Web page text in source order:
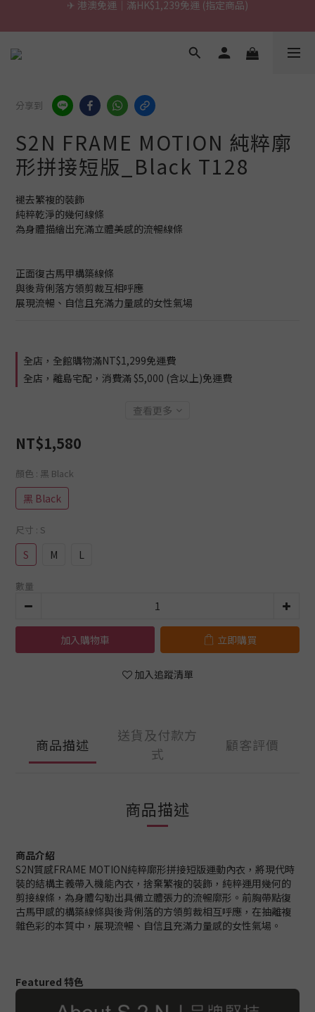
\ 台灣製超慢跑墊 / 升級啦.ᐟ.ᐟ（點我看介紹 💬）
\ 台灣製超慢跑墊 / 升級啦.ᐟ.ᐟ（點我看介紹 💬）
✈ 港澳免運｜滿HK$1,239免運 (指定商品)
分享到
S2N FRAME MOTION 純粹廓
形拼接短版_Black T128
褪去繁複的裝飾
純粹乾淨的幾何線條
為身體描繪出充滿立體美感的流暢線條
正面復古馬甲構築線條
與後背俐落方領剪裁互相呼應
展現流暢、自信且充滿力量感的女性氣場
全店，全館購物滿NT$1,299免運費
全店，離島宅配，消費滿 $5,000 (含以上)免運費
查看更多
NT$1,580
顏色 : 黑 Black
黑 Black
尺寸 : S
S M L
數量
加入購物車 立即購買
加入追蹤清單
商品描述
送貨及付款方
式
顧客評價
商品描述
商品介紹
S2N質感FRAME MOTION純粹廓形拼接短版運動內衣，將現代時
裝的結構主義帶入機能內衣，捨棄繁複的裝飾，純粹運用幾何的
剪接線條，為身體勾勒出具備立體張力的流暢廓形。前胸帶點復
古馬甲感的構築線條與後背俐落的方領剪裁相互呼應，在抽離複
雜色彩的本質中，展現流暢、自信且充滿力量感的女性氣場。
Featured 特色